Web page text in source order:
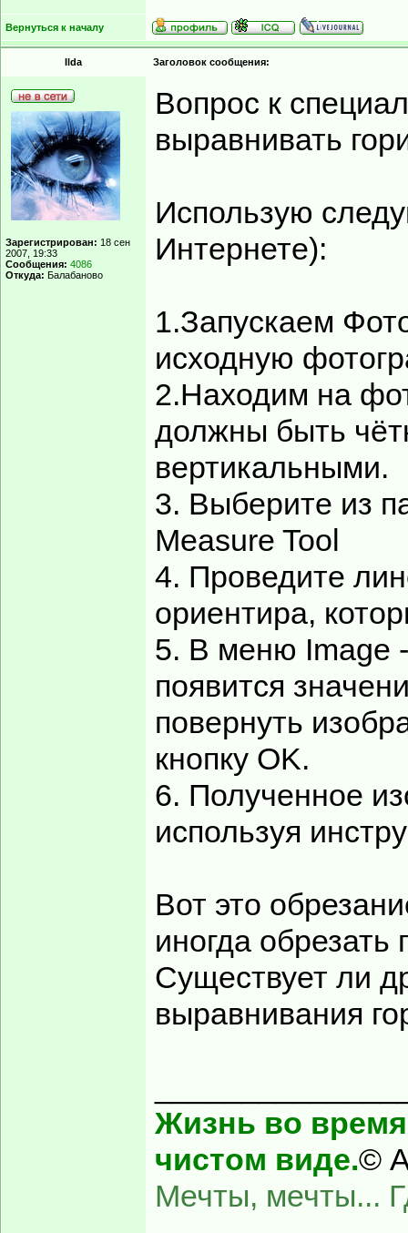
Вернуться к началу
Ilda Заголовок сообщения:
Зарегистрирован: 18 сен
2007, 19:33
Сообщения: 4086
Откуда: Балабаново
Вопрос к
выравнивать
Использую
Интернете):
1.Запускаем
исходную
2.Находим на
должны быть
вертикальными.
3. Выберите из
Measure Tool
4. Проведите
ориентира,
5. В меню Image
появится
повернуть
кнопку OK.
6. Полученное
используя
Вот это
иногда
Существует ли
выравнивания
Жизнь во время
чистом виде.©
Мечты, мечты...